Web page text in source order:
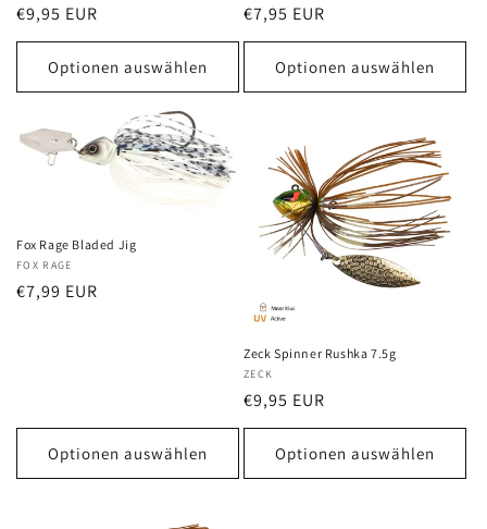
Normaler
Preis
€9,95 EUR
Optionen auswählen
Normaler
Preis
€7,95 EUR
Optionen auswählen
Fox Rage Bladed Jig
Anbieter:
FOX RAGE
Normaler
€7,99 EUR
Optionen auswählen
Zeck Spinner Rushka 7.5g
Anbieter:
ZECK
Normaler
Preis
€9,95 EUR
Optionen auswählen